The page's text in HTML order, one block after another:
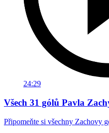
24:29
Všech 31 gólů Pavla
Připomeňte si všechny Zachovy